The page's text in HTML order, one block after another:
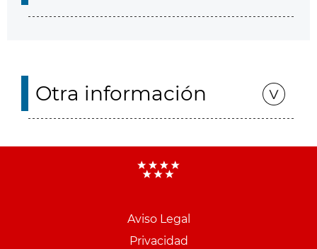
Otra información
Aviso Legal
Privacidad